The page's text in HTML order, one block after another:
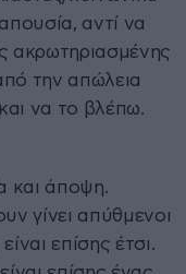
αντί να
ακρωτηριασμένης
την απώλεια
να το βλέπω.
και άποψη.
γίνει απύθμενοι
επίσης έτσι.